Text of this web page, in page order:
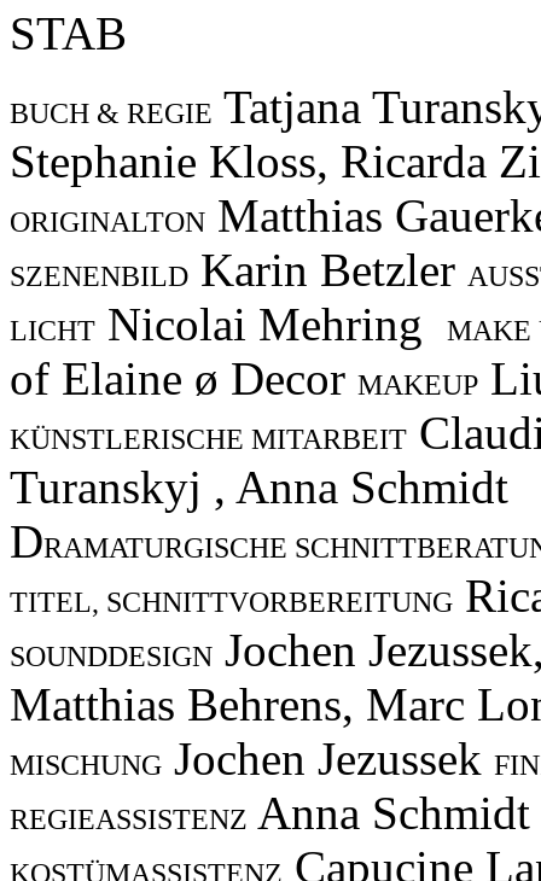
STAB
BUCH & REGIE Tatjana
Stephanie Kloss, Ricarda
ORIGINALTON Matthias
SZENENBILD Karin Betzler
LICHT Nicolai Mehring MAKE
of Elaine ø Decor MAKEUP
KÜNSTLERISCHE MITARBEIT
Turanskyj , Anna Schmidt
DRAMATURGISCHE
TITEL, SCHNITTVORBEREITUNG
SOUNDDESIGN Jochen
Matthias Behrens, Marc
MISCHUNG Jochen Jezussek
REGIEASSISTENZ Anna Schmidt
KOSTÜMASSISTENZ Capucine